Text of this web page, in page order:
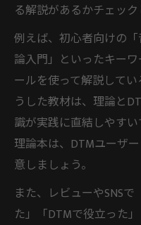
る解説があるかチェック
例えば、初心者向けの
論入門」といったキー
ールを使って解説して
うした教材は、理論と
識が実践に直結しやす
理論本は、DTMユーザ
意しましょう。
また、レビューやSNS
た」「DTMで役立った